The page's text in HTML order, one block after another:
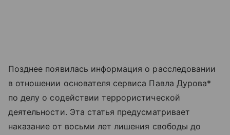
Позднее появилась информация о расследовании
в отношении основателя сервиса Павла Дурова*
по делу о содействии террористической
деятельности. Эта статья предусматривает
наказание от восьми лет лишения свободы до